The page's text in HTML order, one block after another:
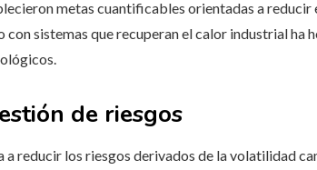
metas cuantificables orientadas a
sistemas que recuperan el calor industrial ha
de riesgos
a reducir los riesgos derivados de la volatilidad